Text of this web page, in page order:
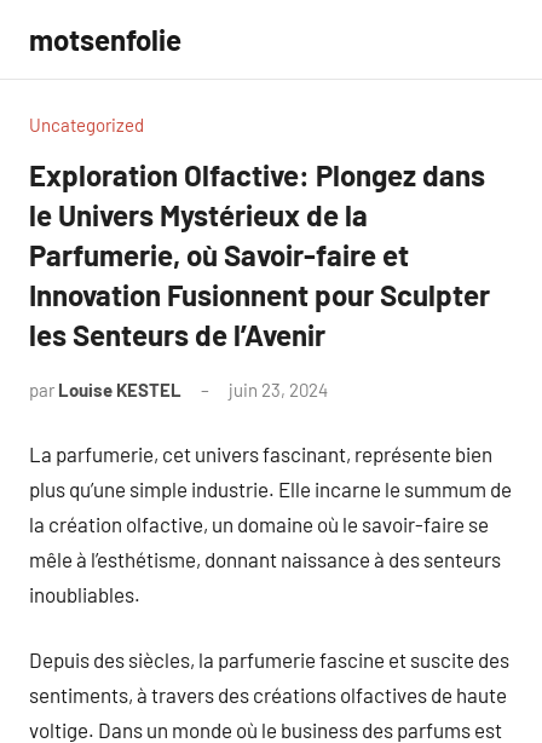
contenu
motsenfolie
Uncategorized
Exploration Olfactive: Plongez dans
le Univers Mystérieux de la
Parfumerie, où Savoir-faire et
Innovation Fusionnent pour Sculpter
les Senteurs de l’Avenir
par Louise KESTEL juin 23, 2024
La parfumerie, cet univers fascinant, représente bien
plus qu’une simple industrie. Elle incarne le summum de
la création olfactive, un domaine où le savoir-faire se
mêle à l’esthétisme, donnant naissance à des senteurs
inoubliables.
Depuis des siècles, la parfumerie fascine et suscite des
sentiments, à travers des créations olfactives de haute
voltige. Dans un monde où le business des parfums est